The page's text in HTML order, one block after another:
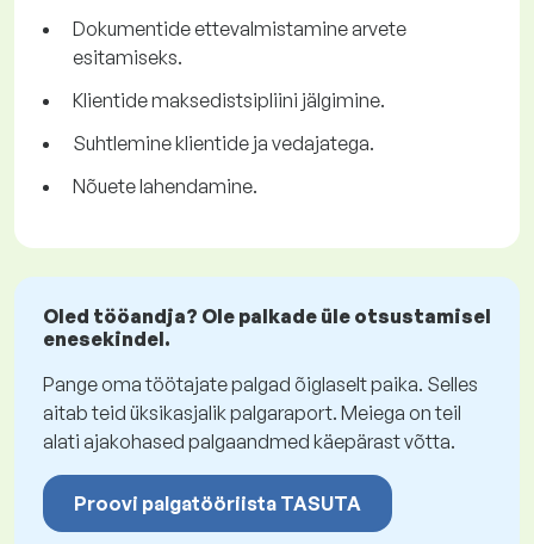
Dokumentide ettevalmistamine arvete
esitamiseks.
Klientide maksedistsipliini jälgimine.
Suhtlemine klientide ja vedajatega.
Nõuete lahendamine.
Oled tööandja? Ole palkade üle otsustamisel
enesekindel.
Pange oma töötajate palgad õiglaselt paika. Selles
aitab teid üksikasjalik palgaraport. Meiega on teil
alati ajakohased palgaandmed käepärast võtta.
Proovi palgatööriista TASUTA